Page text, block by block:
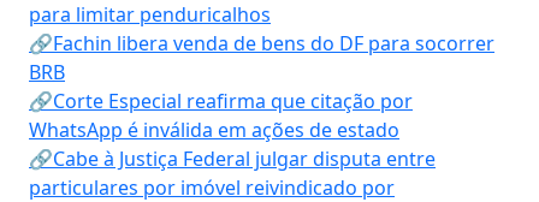
para limitar penduricalhos
🔗Fachin libera venda de bens do DF para socorrer
BRB
🔗Corte Especial reafirma que citação por
WhatsApp é inválida em ações de estado
🔗Cabe à Justiça Federal julgar disputa entre
particulares por imóvel reivindicado por